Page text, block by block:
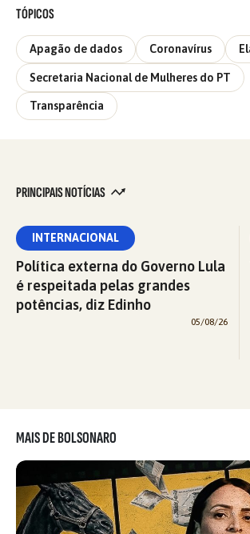
TÓPICOS
Apagão de dados Coronavírus
Secretaria Nacional de Mulheres do PT
Transparência
PRINCIPAIS NOTÍCIAS
INTERNACIONAL
Política externa do Governo Lula
é respeitada pelas grandes
potências, diz Edinho
05/08/26
MAIS DE BOLSONARO